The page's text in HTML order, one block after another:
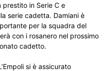
prestito in Serie C e
serie cadetta. Damiani è
per la squadra del
con i rosanero nel prossimo
cadetto.
si è assicurato